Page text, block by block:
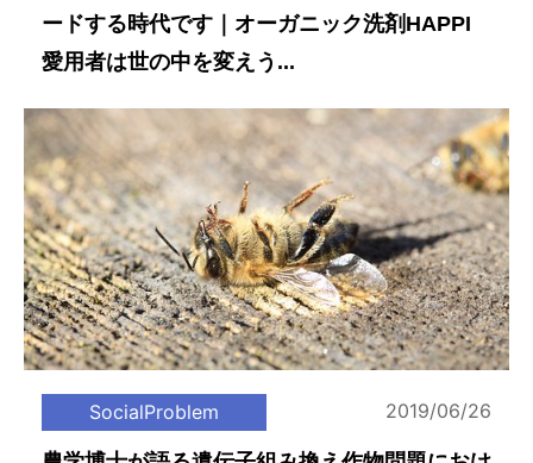
ードする時代です｜オーガニック洗剤HAPPI
愛用者は世の中を変えう...
SocialProblem 2019/06/26